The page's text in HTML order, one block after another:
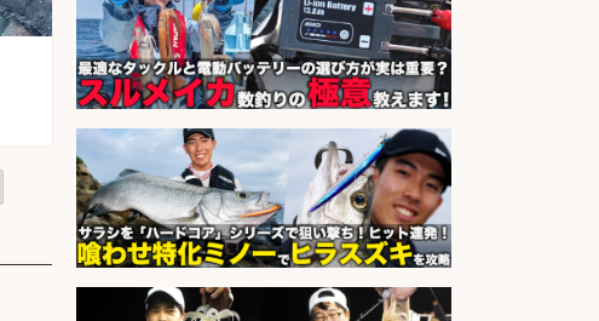
区のスーパーで鮮魚のパック詰め・
品出し/未経験歓迎/魚をさばける方
も活躍/車通勤OK/北海道
sponsored by 求人ボックス
日払いOKで即日収入/フロアレデ
ィ・キャスト/釣り時給なし 在籍キ
バイトでもたっぷり稼げる 慰安旅行